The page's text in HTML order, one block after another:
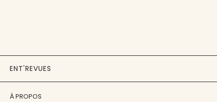
ENT'REVUES
À PROPOS